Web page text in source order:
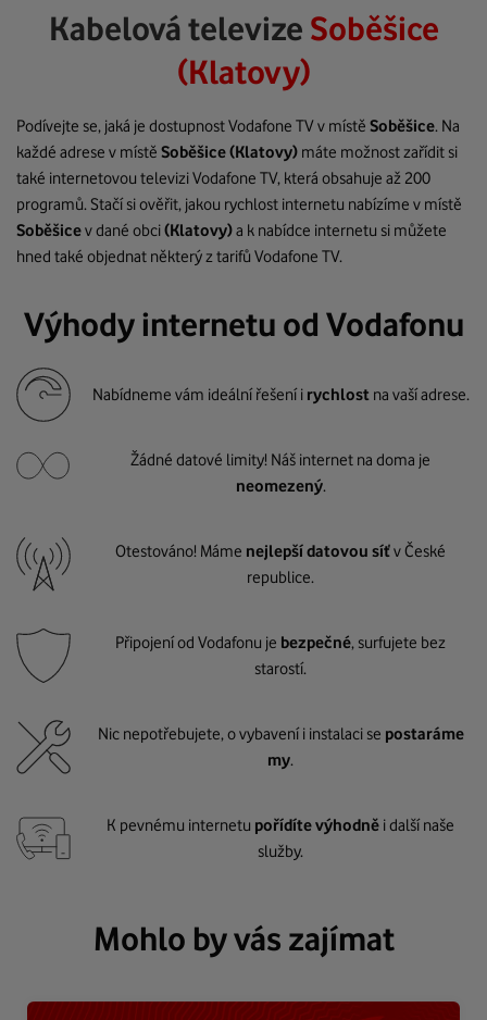
Kabelová televize Soběšice
(Klatovy)
Podívejte se, jaká je dostupnost Vodafone TV v místě Soběšice. Na
každé adrese v místě Soběšice(Klatovy) máte možnost zařídit si
také internetovou televizi Vodafone TV, která obsahuje až 200
programů. Stačí si ověřit, jakou rychlost internetu nabízíme v místě
Soběšicev dané obci(Klatovy)a k nabídce internetu si můžete
hned také objednat některý z tarifů Vodafone TV.
Výhody internetu od Vodafonu
Nabídneme vám ideální řešení i rychlost na vaší adrese.
Žádné datové limity! Náš internet na doma je
neomezený.
Otestováno! Máme nejlepší datovou síťv České
republice.
Připojení od Vodafonu je bezpečné, surfujete bez
starostí.
Nic nepotřebujete, o vybavení i instalaci se postaráme
my.
K pevnému internetu pořídíte výhodně i další naše
služby.
Mohlo by vás zajímat